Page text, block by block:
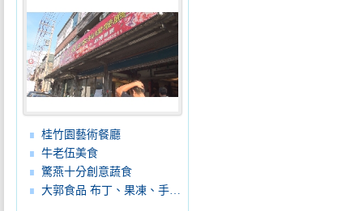
桂竹園藝術餐廳
牛老伍美食
驚燕十分創意蔬食
大郭食品 布丁、果凍、手工餅乾、蛋糕、麵包